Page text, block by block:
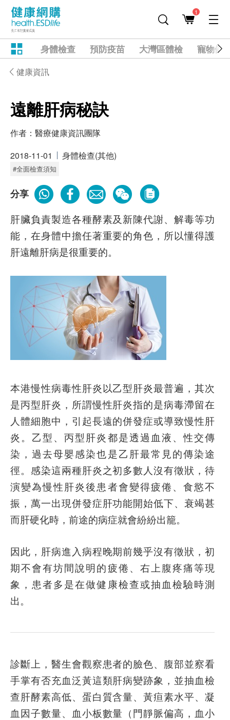
1
身體檢查 預防疫苗 大灣區體檢 寵物健
健康資訊
遠離肝病秘訣
作者： 醫療健康資訊團隊
2018-11-01
身體檢查(其他)
#全面檢查須知
分享
肝臟負責製造各種酵素及新陳代謝、解毒等功
能，在身體中擔任著重要的角色，所以懂得護
肝遠離肝病是很重要的。
本港慢性病毒性肝炎以乙型肝炎最普遍，其次
是丙型肝炎，所謂慢性肝炎指的是病毒滯留在
人體細胞中，引起長遠的併發症或導致慢性肝
炎。乙型、丙型肝炎都是透過血液、性交傳
染，過去母嬰感染也是乙肝最常見的傳染途
徑。感染這兩種肝炎之初多數人沒有徵狀，待
演變為慢性肝炎後患者會變得疲倦、食慾不
振，萬一出現併發症肝功能開始低下、衰竭甚
而肝硬化時，前途的病症就會紛紛出籠。
因此，肝病進入病程晚期前幾乎沒有徵狀，初
期不會有坊間說明的疲倦、右上腹疼痛等現
象，患者多是在做健康檢查或抽血檢驗時測
出。
診斷上，醫生會觀察患者的臉色、腹部並察看
手掌有否充血泛黃這類肝病變跡象，並抽血檢
查肝酵素高低、蛋白質含量、黃疸素水平、凝
血因子數量、血小板數量（門靜脈偏高，血小